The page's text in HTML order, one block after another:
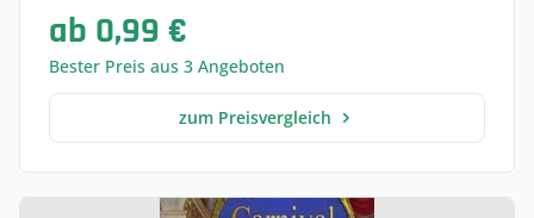
ab 0,99 €
Bester Preis aus 3 Angeboten
zum Preisvergleich